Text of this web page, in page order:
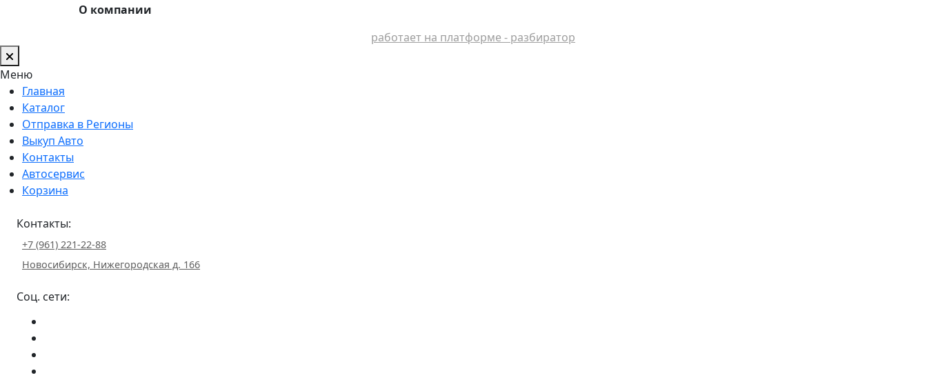
О компании
работает на платформе - разбиратор
Меню
Главная
Каталог
Отправка в Регионы
Выкуп Авто
Контакты
Автосервис
Корзина
Контакты:
+7 (961) 221-22-88
Новосибирск, Нижегородская д. 166
Соц. сети: